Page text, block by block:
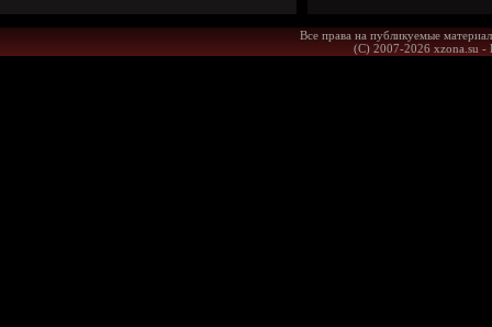
Все права на публикуемые
(С) 2007-2026 xzona.su -